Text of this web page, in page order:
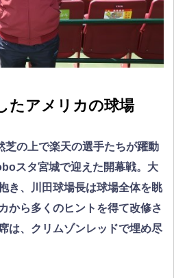
たアメリカの球場
芝の上で楽天の選手たちが躍動
スタ宮城で迎えた開幕戦。大
き、川田球場長は球場全体を眺
から多くのヒントを得て改修さ
は、クリムゾンレッドで埋め尽